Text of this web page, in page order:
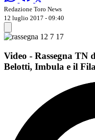
Redazione Toro News
12 luglio 2017 - 09:40
Video - Rassegna TN
Belotti, Imbula e il Fila